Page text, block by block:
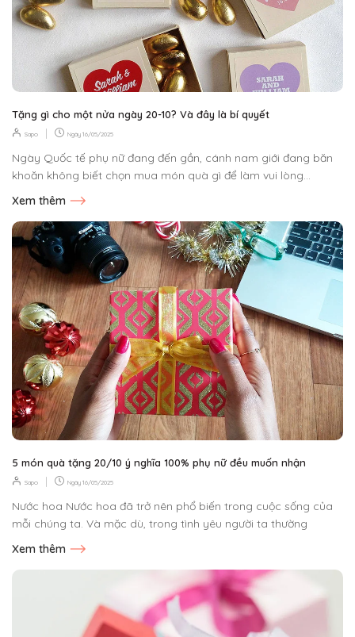
Tặng gì cho một nửa ngày 20-10? Và đây là bí quyết
Sapo | Ngày 16/05/2025
Ngày Quốc tế phụ nữ đang đến gần, cánh nam giới đang băn
khoăn không biết chọn mua món quà gì để làm vui lòng...
Xem thêm
5 món quà tặng 20/10 ý nghĩa 100% phụ nữ đều muốn nhận
Sapo | Ngày 16/05/2025
Nước hoa Nước hoa đã trở nên phổ biến trong cuộc sống của
mỗi chúng ta. Và mặc dù, trong tình yêu người ta thường
Xem thêm